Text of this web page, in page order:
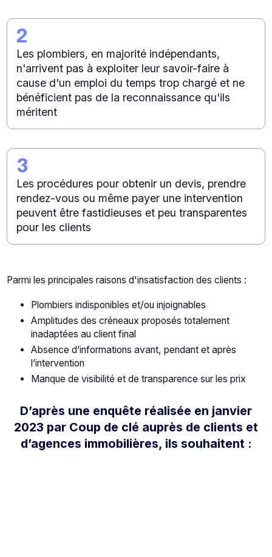
2
Les plombiers, en majorité indépendants,
n'arrivent pas à exploiter leur savoir-faire à
cause d'un emploi du temps trop chargé et ne
bénéficient pas de la reconnaissance qu'ils
méritent
3
Les procédures pour obtenir un devis, prendre
rendez-vous ou même payer une intervention
peuvent être fastidieuses et peu transparentes
pour les clients
Parmi les principales raisons d'insatisfaction des clients :
Plombiers indisponibles et/ou injoignables
Amplitudes des créneaux proposés totalement
inadaptées au client final
Absence d’informations avant, pendant et après
l’intervention
Manque de visibilité et de transparence sur les prix
D’après une enquête réalisée en janvier
2023 par Coup de clé auprès de clients et
d’agences immobilières, ils souhaitent :